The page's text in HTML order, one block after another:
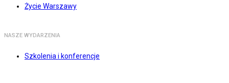
Życie Warszawy
NASZE WYDARZENIA
Szkolenia i konferencje